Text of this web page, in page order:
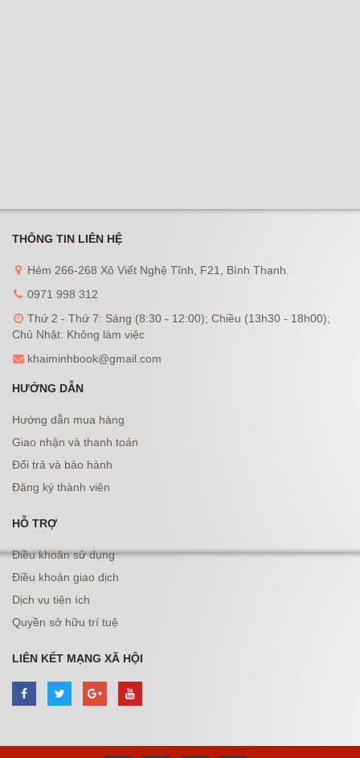
THÔNG TIN LIÊN HỆ
Hẻm 266-268 Xô Viết Nghệ Tĩnh, F21, Bình Thạnh.
0971 998 312
Thứ 2 - Thứ 7: Sáng (8:30 - 12:00); Chiều (13h30 - 18h00);
Chủ Nhật: Không làm việc
khaiminhbook@gmail.com
HƯỚNG DẪN
Hướng dẫn mua hàng
Giao nhận và thanh toán
Đổi trả và bảo hành
Đăng ký thành viên
HỖ TRỢ
Điều khoản sử dụng
Điều khoản giao dịch
Dịch vụ tiện ích
Quyền sở hữu trí tuệ
LIÊN KẾT MẠNG XÃ HỘI